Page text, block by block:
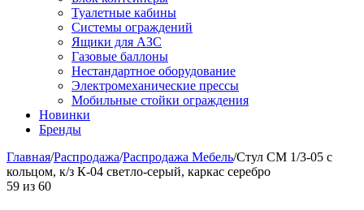
Туалетные кабины
Системы ограждений
Ящики для АЗС
Газовые баллоны
Нестандартное оборудование
Электромеханические прессы
Мобильные стойки ограждения
Новинки
Бренды
Главная/Распродажа/Распродажа Мебель/Стул СМ 1/3-05 с
кольцом, к/з К-04 светло-серый, каркас серебро
59 из 60